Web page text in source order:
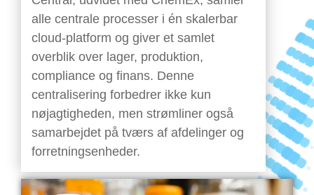
alle centrale processer i én skalerbar
cloud-platform og giver et samlet
overblik over lager, produktion,
compliance og finans. Denne
centralisering forbedrer ikke kun
nøjagtigheden, men strømliner også
samarbejdet på tværs af afdelinger og
forretningsenheder.